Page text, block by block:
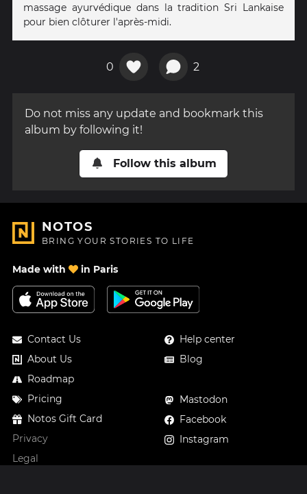
massage ayurvédique dans la tradition Sri Lankaise
pour bien clôturer l'après-midi.
0 2
Do not miss any update and bookmark this
album by following it!
Follow this album
NOTOS
BRING YOUR STORIES TO LIFE
Made with in Paris
Contact Us
About Us
Roadmap
Pricing
Notos Gift Card
Privacy
Legal
Help center
Blog
Mastodon
Facebook
Instagram